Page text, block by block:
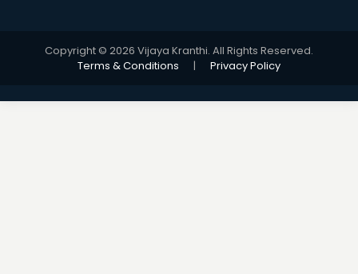
Copyright © 2026 Vijaya Kranthi. All Rights Reserved.
Terms & Conditions
| Privacy Policy